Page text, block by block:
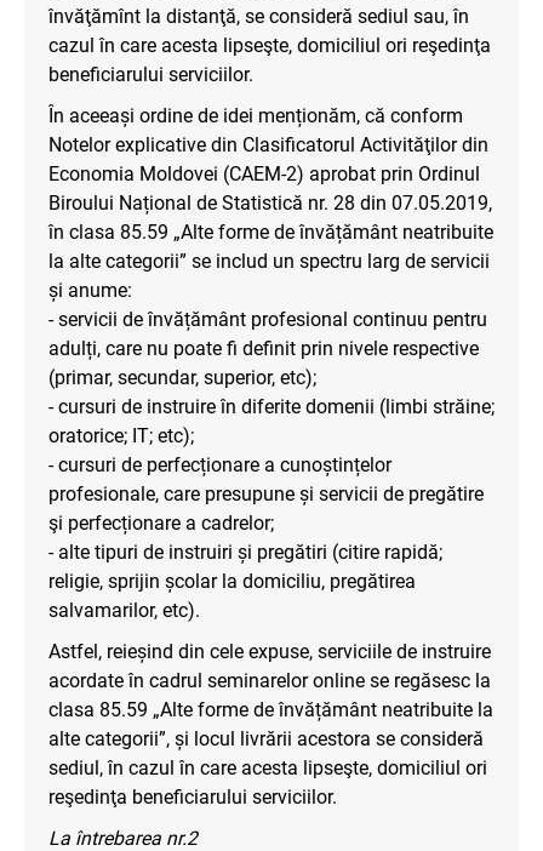
învăţămînt la distanţă, se consideră sediul sau, în
cazul în care acesta lipseşte, domiciliul ori reşedinţa
beneficiarului serviciilor.
În aceeași ordine de idei menționăm, că conform
Notelor explicative din Clasificatorul Activităţilor din
Economia Moldovei (CAEM-2) aprobat prin Ordinul
Biroului Național de Statistică nr. 28 din 07.05.2019,
în clasa 85.59 „Alte forme de învățământ neatribuite
la alte categorii” se includ un spectru larg de servicii
și anume:
- servicii de învățământ profesional continuu pentru
adulți, care nu poate fi definit prin nivele respective
(primar, secundar, superior, etc);
- cursuri de instruire în diferite domenii (limbi străine;
oratorice; IT; etc);
- cursuri de perfecționare a cunoștințelor
profesionale, care presupune și servicii de pregătire
şi perfecționare a cadrelor;
- alte tipuri de instruiri și pregătiri (citire rapidă;
religie, sprijin școlar la domiciliu, pregătirea
salvamarilor, etc).
Astfel, reieșind din cele expuse, serviciile de instruire
acordate în cadrul seminarelor online se regăsesc la
clasa 85.59 „Alte forme de învățământ neatribuite la
alte categorii”, și locul livrării acestora se consideră
sediul, în cazul în care acesta lipseşte, domiciliul ori
reşedinţa beneficiarului serviciilor.
La întrebarea nr.2